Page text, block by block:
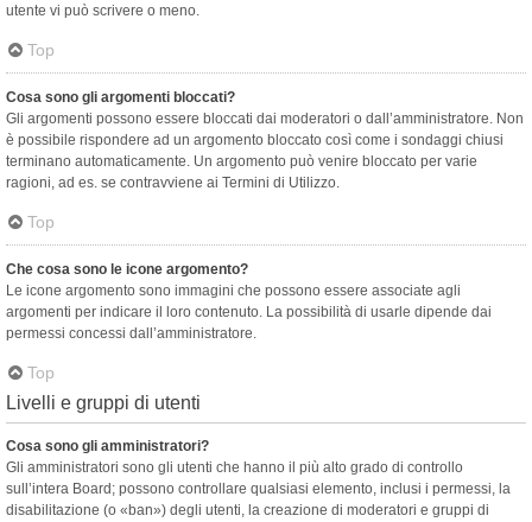
utente vi può scrivere o meno.
Top
Cosa sono gli argomenti bloccati?
Gli argomenti possono essere bloccati dai moderatori o dall’amministratore. Non
è possibile rispondere ad un argomento bloccato così come i sondaggi chiusi
terminano automaticamente. Un argomento può venire bloccato per varie
ragioni, ad es. se contravviene ai Termini di Utilizzo.
Top
Che cosa sono le icone argomento?
Le icone argomento sono immagini che possono essere associate agli
argomenti per indicare il loro contenuto. La possibilità di usarle dipende dai
permessi concessi dall’amministratore.
Top
Livelli e gruppi di utenti
Cosa sono gli amministratori?
Gli amministratori sono gli utenti che hanno il più alto grado di controllo
sull’intera Board; possono controllare qualsiasi elemento, inclusi i permessi, la
disabilitazione (o «ban») degli utenti, la creazione di moderatori e gruppi di